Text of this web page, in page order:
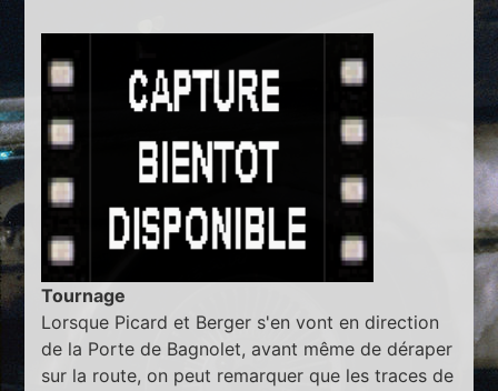
Tournage
Lorsque Picard et Berger s'en vont en direction
de la Porte de Bagnolet, avant même de déraper
sur la route, on peut remarquer que les traces de